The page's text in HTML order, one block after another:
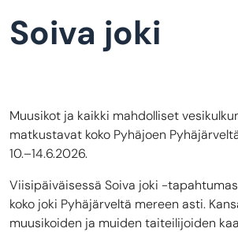
Soiva joki
Muusikot ja kaikki mahdolliset
matkustavat koko Pyhäjoen
10.–14.6.2026.
Viisipäiväisessä Soiva joki -
koko joki Pyhäjärveltä mereen asti.
muusikoiden ja muiden taiteilijoiden